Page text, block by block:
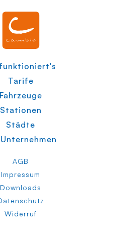
Tarife
Fahrzeuge
Stationen
Städte
AGB
Impressum
Downloads
Widerruf